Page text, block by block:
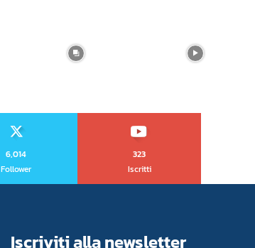
6,014
Follower
323
Iscritti
Iscriviti alla newsletter